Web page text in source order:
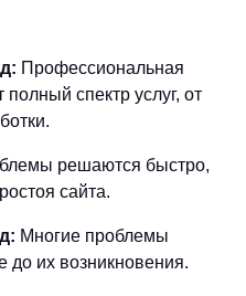
Профессиональная
спектр услуг, от
решаются быстро,
сайта.
Многие проблемы
их возникновения.